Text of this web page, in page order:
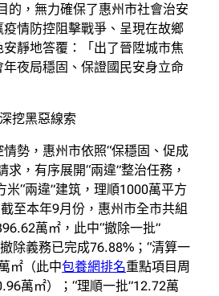
的，無力確保了惠州市社會治安
情防控阻擊戰爭、呈現在故鄉
靜地答覆：「出了晉陞城市焦
夜局穩固、保證國民安身立命
挖黑惡線索
勢，惠州市依照“保穩固、促成
求，有序展開“兩違”整治任務，
米“兩違”建筑，理順1000萬平方
至本年9月份，惠州市全市共組
萬㎡，此中“撤除一批”
除義務已完成76.88%；“清算一
㎡（此中包養網排名重點項目周
萬㎡）；“理順一批”12.72萬